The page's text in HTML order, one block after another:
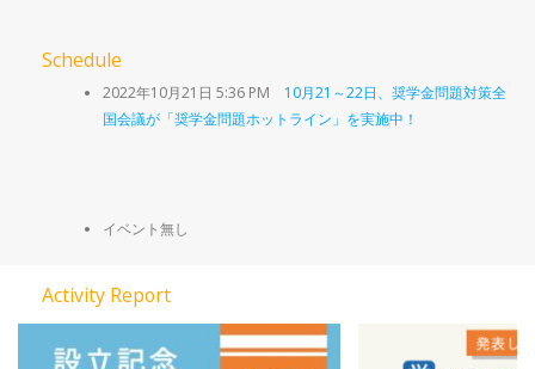
Schedule
2022年10月21日 5:36 PM
10月21～22日、奨学金問題対策全
国会議が「奨学金問題ホットライン」を実施中！
イベント無し
Activity Report